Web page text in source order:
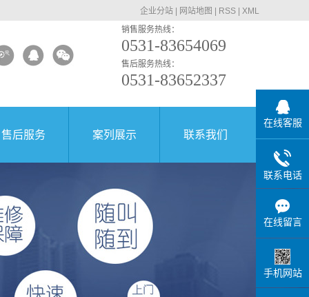
企业分站 网站地图 RSS
XML
销售服务热线：
0531-83654069
售后服务热线：
0531-83652337
售后服务 案列展示 联系我们
在线客服
联系电话
在线留言
手机网站